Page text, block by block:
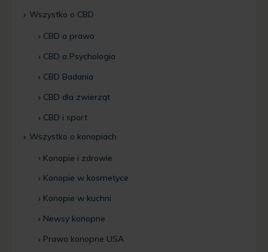
Wszystko o CBD
CBD a prawo
CBD a Psychologia
CBD Badania
CBD dla zwierząt
CBD i sport
Wszystko o konopiach
Konopie i zdrowie
Konopie w kosmetyce
Konopie w kuchni
Newsy konopne
Prawo konopne USA